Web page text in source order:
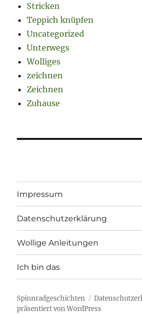
Stricken
Teppich knüpfen
Uncategorized
Unterwegs
Wolliges
zeichnen
Zeichnen
Zuhause
Impressum
Datenschutzerklärung
Wollige Anleitungen
Ich bin das
Spinnradgeschichten
präsentiert von WordPress